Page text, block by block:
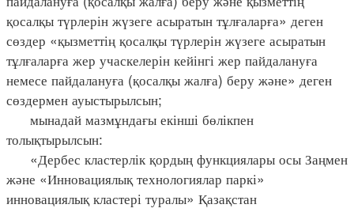
қосалқы түрлерін жүзеге асыратын тұлғаларға» деген
сөздер «қызметтің қосалқы түрлерін жүзеге асыратын
тұлғаларға жер учаскелерін кейінгі жер пайдалануға
немесе пайдалануға (қосалқы жалға) беру және» деген
сөздермен ауыстырылсын;
мынадай мазмұндағы екінші бөлікпен
толықтырылсын:
«Дербес кластерлік қордың функциялары осы Заңмен
және «Инновациялық технологиялар паркі»
инновациялық кластері туралы» Қазақстан